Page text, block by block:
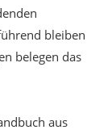
bleiben
belegen das
aus